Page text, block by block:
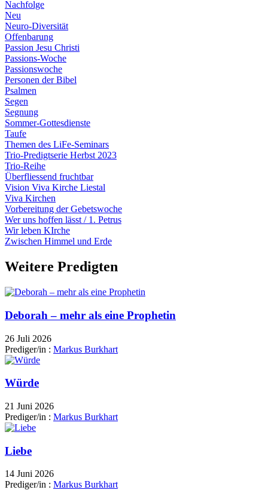
Nachfolge
Neu
Neuro-Diversität
Offenbarung
Passion Jesu Christi
Passions-Woche
Passionswoche
Personen der Bibel
Psalmen
Segen
Segnung
Sommer-Gottesdienste
Taufe
Themen des LiFe-Seminars
Trio-Predigtserie Herbst 2023
Trio-Reihe
Überfliessend fruchtbar
Vision Viva Kirche Liestal
Viva Kirchen
Vorbereitung der Gebetswoche
Wer uns hoffen lässt / 1. Petrus
Wir leben KIrche
Zwischen Himmel und Erde
Weitere Predigten
Deborah – mehr als eine Prophetin
26 Juli 2026
Prediger/in : Markus Burkhart
Würde
21 Juni 2026
Prediger/in : Markus Burkhart
Liebe
14 Juni 2026
Prediger/in : Markus Burkhart